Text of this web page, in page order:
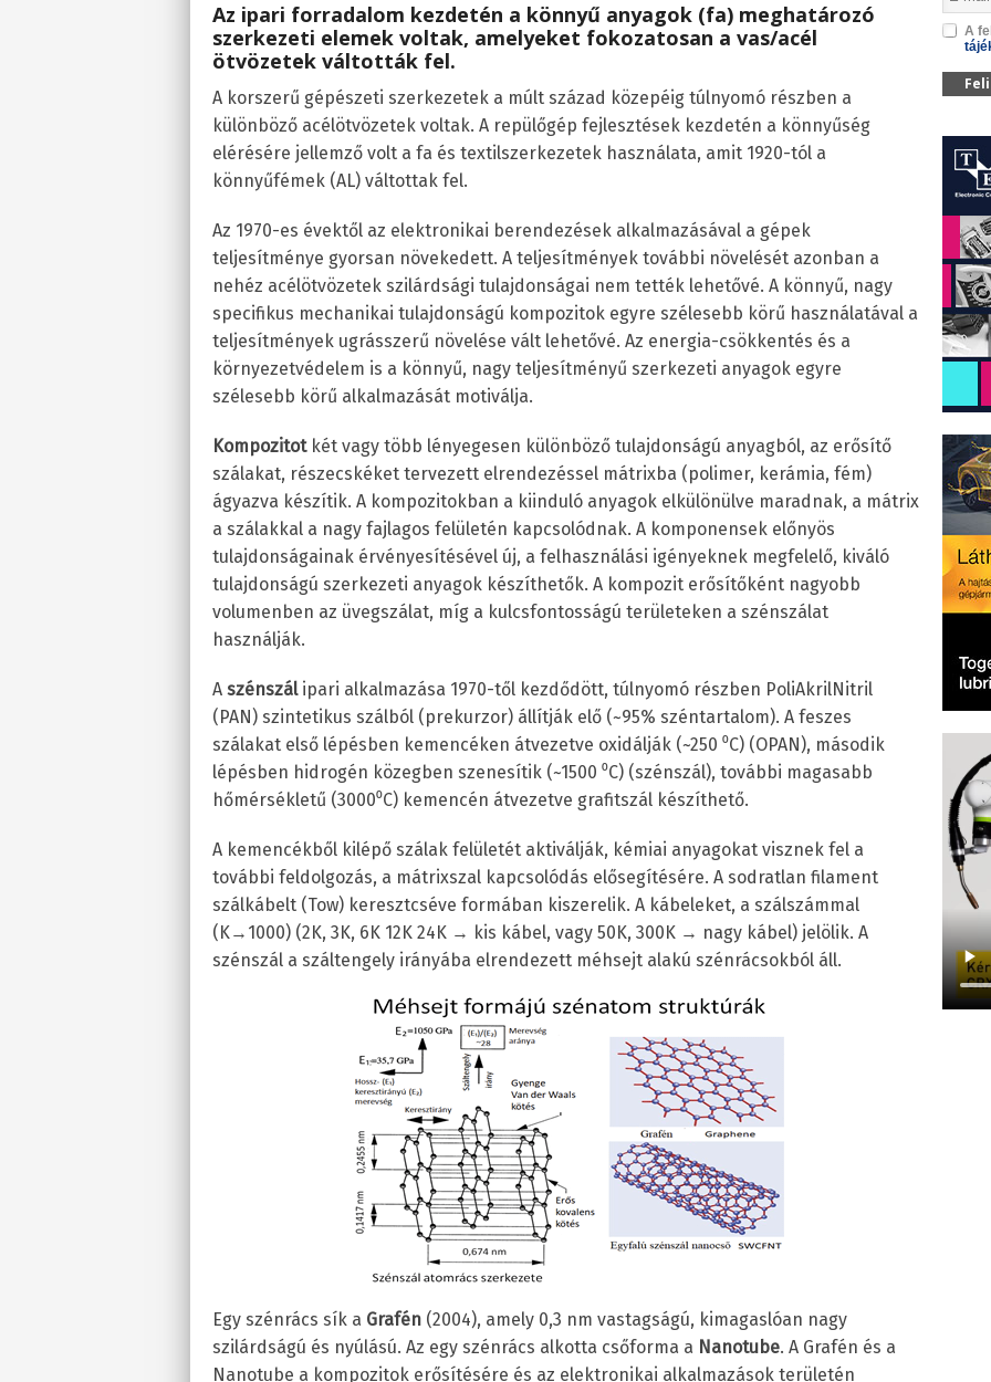
Az ipari forradalom kezdetén a könnyű anyagok (fa) meghatározó
szerkezeti elemek voltak, amelyeket fokozatosan a vas/acél
ötvözetek váltották fel.
A korszerű gépészeti szerkezetek a múlt század közepéig túlnyomó részben a
különböző acélötvözetek voltak. A repülőgép fejlesztések kezdetén a könnyűség
elérésére jellemző volt a fa és textilszerkezetek használata, amit 1920-tól a
könnyűfémek (AL) váltottak fel.
Az 1970-es évektől az elektronikai berendezések alkalmazásával a gépek
teljesítménye gyorsan növekedett. A teljesítmények további növelését azonban a
nehéz acélötvözetek szilárdsági tulajdonságai nem tették lehetővé. A könnyű, nagy
specifikus mechanikai tulajdonságú kompozitok egyre szélesebb körű használatával a
teljesítmények ugrásszerű növelése vált lehetővé. Az energia-csökkentés és a
környezetvédelem is a könnyű, nagy teljesítményű szerkezeti anyagok egyre
szélesebb körű alkalmazását motiválja.
Kompozitotkét vagy több lényegesen különböző tulajdonságú anyagból, az erősítő
szálakat, részecskéket tervezett elrendezéssel mátrixba (polimer, kerámia, fém)
ágyazva készítik. A kompozitokban a kiinduló anyagok elkülönülve maradnak, a mátrix
a szálakkal a nagy fajlagos felületén kapcsolódnak. A komponensek előnyös
tulajdonságainak érvényesítésével új, a felhasználási igényeknek megfelelő, kiváló
tulajdonságú szerkezeti anyagok készíthetők. A kompozit erősítőként nagyobb
volumenben az üvegszálat, míg a kulcsfontosságú területeken a szénszálat
használják.
A szénszál ipari alkalmazása 1970-től kezdődött, túlnyomó részben PoliAkrilNitril
(PAN) szintetikus szálból (prekurzor) állítják elő (~95% széntartalom). A feszes
szálakat első lépésben kemencéken átvezetve oxidálják (~250 ⁰C) (OPAN), második
lépésben hidrogén közegben szenesítik (~1500 ⁰C) (szénszál), további magasabb
hőmérsékletű (3000⁰C) kemencén átvezetve grafitszál készíthető.
A kemencékből kilépő szálak felületét aktiválják, kémiai anyagokat visznek fel a
további feldolgozás, a mátrixszal kapcsolódás elősegítésére. A sodratlan filament
szálkábelt (Tow) keresztcséve formában kiszerelik. A kábeleket, a szálszámmal
(K→1000) (2K, 3K, 6K 12K 24K → kis kábel, vagy 50K, 300K → nagy kábel) jelölik. A
szénszál a száltengely irányába elrendezett méhsejt alakú szénrácsokból áll.
Egy szénrács sík a Grafén (2004), amely 0,3 nm vastagságú, kimagaslóan nagy
szilárdságú és nyúlású. Az egy szénrács alkotta csőforma a Nanotube. A Grafén és a
Nanotube a kompozitok erősítésére és az elektronikai alkalmazások területén
A